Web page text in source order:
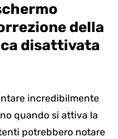
della
disattivata
incredibilmente
quando si attiva la
potrebbero notare